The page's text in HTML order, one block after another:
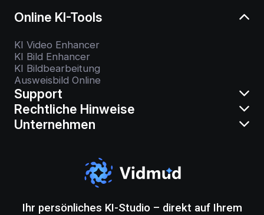
Ihr persönliches KI-Studio – direkt auf Ihrem
Online KI-Tools
KI Video Enhancer
KI Bild Enhancer
KI Bildbearbeitung
Ausweisbild Online
Support
Rechtliche Hinweise
Unternehmen